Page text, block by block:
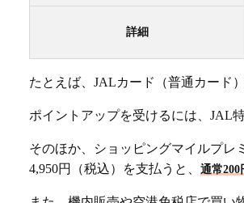
詳細
たとえば、JALカード（普通カード
ポイントアップを受けるには、JAL
そのほか、ショッピングマイルプレ
4,950円（税込）を支払うと、 通常200